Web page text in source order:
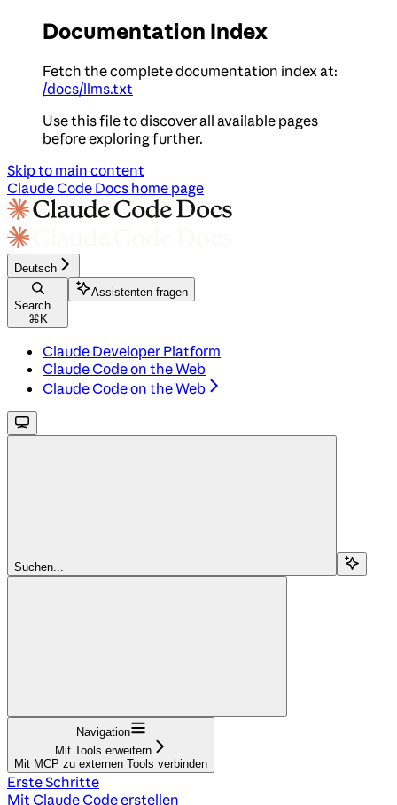
Documentation Index
Fetch the complete documentation index at:
/docs/llms.txt
Use this file to discover all available pages
before exploring further.
Skip to main content
Claude Code Docs home page
Deutsch
Search...
⌘ K
Assistenten fragen
Claude Developer Platform
Claude Code on the Web
Claude Code on the Web
Suchen...
Navigation
Mit Tools erweitern
Mit MCP zu externen Tools verbinden
Erste Schritte
Mit Claude Code erstellen